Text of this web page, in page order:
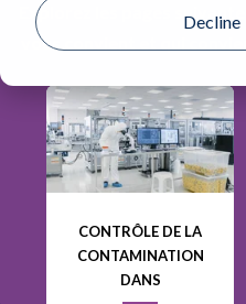
Decline
Explorez les pages
vous convient et qui
CONTRÔLE DE LA
CONTAMINATION
DANS